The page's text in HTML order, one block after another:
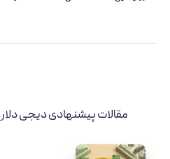
مقالات پیشنهادی دیجی دلار